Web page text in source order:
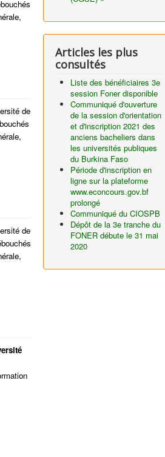
de
de
Articles les plus
consultés
Liste des bénéficiaires 3e
session Foner disponible
Communiqué d'ouverture
de la session d'orientation
et d'inscription 2021 des
anciens bacheliers dans
les universités publiques
du Burkina Faso
Période d'inscription en
ligne sur la plateforme
www.econcours.gov.bf
prolongé
Communiqué du CIOSPB
Dépôt de la 3e tranche du
FONER débute le 31 mai
2020